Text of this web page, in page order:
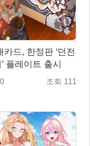
카드, 한정판 ‘던전
플레이트 출시
조회 111